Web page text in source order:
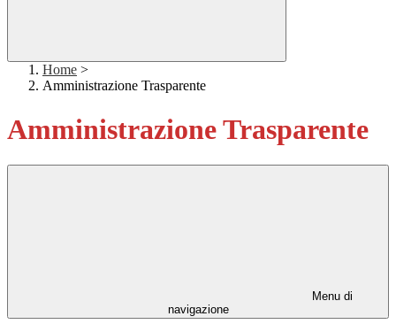
Home >
Amministrazione Trasparente
Amministrazione Trasparente
Menu di
navigazione